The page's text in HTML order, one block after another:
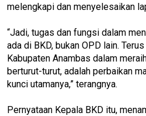
melengkapi dan menyelesaikan
“Jadi, tugas dan fungsi dalam
ada di BKD, bukan OPD lain.
Kabupaten Anambas dalam
berturut-turut, adalah perbaikan
kunci utamanya,” terangnya.
Pernyataan Kepala BKD itu,